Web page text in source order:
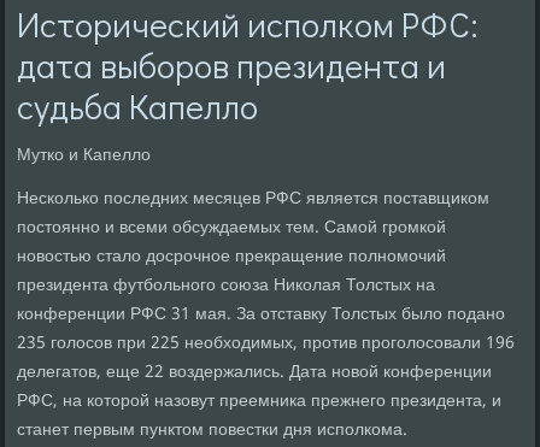
Исторический исполком РФС:
дата выборов президента и
судьба Капелло
Мутко и Капелло
Несколько последних месяцев РФС является поставщиком
постоянно и всеми обсуждаемых тем. Самой громкой
новостью стало досрочное прекращение полномочий
президента футбольного союза Николая Толстых на
конференции РФС 31 мая. За отставку Толстых было подано
235 голосов при 225 необходимых, против проголосовали 196
делегатов, еще 22 воздержались. Дата новой конференции
РФС, на которой назовут преемника прежнего президента, и
станет первым пунктом повестки дня исполкома.